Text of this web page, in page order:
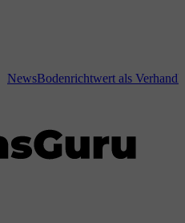
NewsBodenrichtwert als